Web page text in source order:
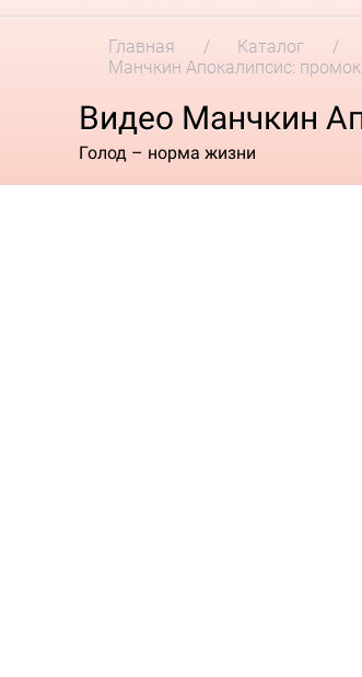
Главная Каталог
Манчкин Апокалипсис:
Видео Манчкин
Голод – норма жизни